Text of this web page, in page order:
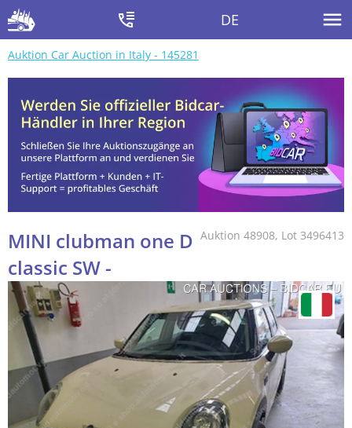
DE
Auktion Car Auction in Italy - 145281
Auktion 48908, Lot 3496413
MINI clubman one D
classic SW -